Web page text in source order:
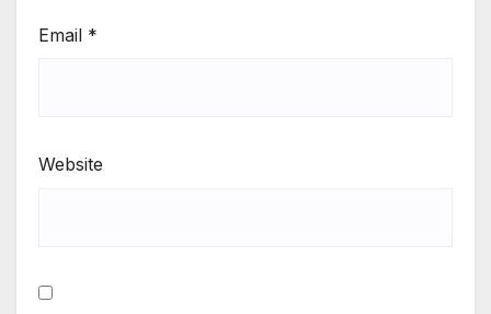
Email *
Website